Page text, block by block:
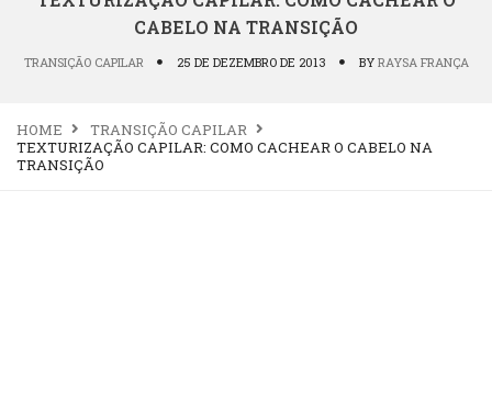
CABELO NA TRANSIÇÃO
TRANSIÇÃO CAPILAR 25 DE DEZEMBRO DE 2013 BY RAYSA FRANÇA
HOME
TRANSIÇÃO CAPILAR
TEXTURIZAÇÃO CAPILAR: COMO CACHEAR O CABELO NA
TRANSIÇÃO